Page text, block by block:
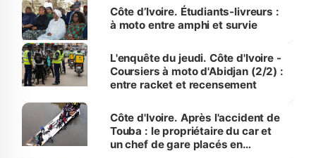
Côte d’Ivoire. Étudiants-livreurs :
à moto entre amphi et survie
L'enquête du jeudi. Côte d'Ivoire -
Coursiers à moto d'Abidjan (2/2) :
entre racket et recensement
Côte d'Ivoire. Après l'accident de
Touba : le propriétaire du car et
un chef de gare placés en